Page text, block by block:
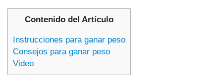
Contenido del Artículo
Instrucciones para ganar peso
Consejos para ganar peso
Video